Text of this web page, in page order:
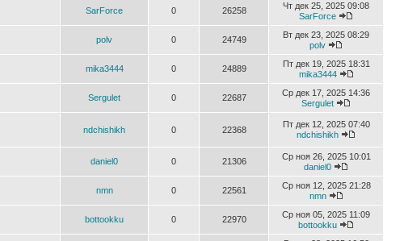
SarForce 0 26258
Чт дек 25, 2025 09:08
SarForce
polv 0 24749
Вт дек 23, 2025 08:29
polv
mika3444 0 24889
Пт дек 19, 2025 18:31
mika3444
Sergulet 0 22687
Ср дек 17, 2025 14:36
Sergulet
ndchishikh 0 22368
Пт дек 12, 2025 07:40
ndchishikh
daniel0 0 21306
Ср ноя 26, 2025 10:01
daniel0
nmn 0 22561
Ср ноя 12, 2025 21:28
nmn
bottookku 0 22970
Ср ноя 05, 2025 11:09
bottookku